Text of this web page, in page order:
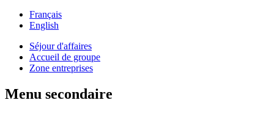
Français
English
Séjour d'affaires
Accueil de groupe
Zone entreprises
Menu secondaire